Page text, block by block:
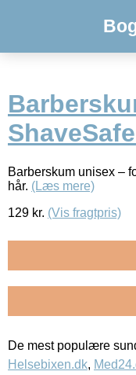
Barberskum unisex –
hår. (Læs mere)
129 kr. (Vis fragtpris)
De mest populære
Helsebixen.dk,